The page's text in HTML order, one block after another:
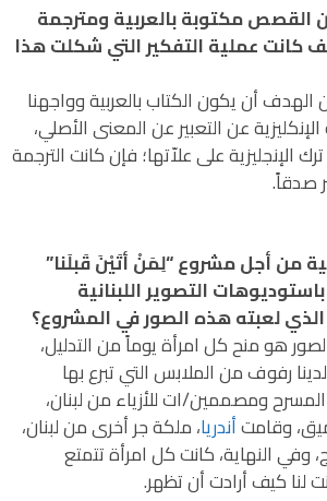
القصص مكتوبة بالعربية ومترجمة
كانت عملية التفكير التي شكلت هذا
أن يكون الكتاب بالعربية وواجهنا
عن التعبير عن المعنى الأصلي،
ترك الإنجليزية على علاّتها؛ فإن كانت الترجمة
صدقاً.
من أجل مشروع “لِمَنْ أتَيْنَ قَبلَنا”
التصوير اللبنانية
الذي لعبته هذه الصور في المشروع؟
هو منح كل امرأة يوماً من التدليل،
رفوف من الملابس التي تبرع بها
ومصممين/ات للأزياء من لبنان،
وقامتأندريا، ملكة جر أخرى من لبنان،
وفي النهاية، كانت كل امرأة تتمتع
لنا كيف أرادت أن تظهر.